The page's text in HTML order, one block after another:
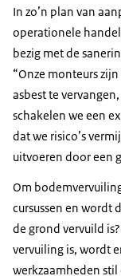
In zo’n plan van
operationele
bezig met de
“Onze monteurs
asbest te
schakelen we een
dat we risico’s
uitvoeren door een
Om
cursussen en wordt
de grond vervuild
vervuiling is, wordt
werkzaamheden